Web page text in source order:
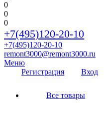
0
0
0
+7(495)120-20-10
+7(495)120-20-10
remont3000@remont3000.ru
Меню
Регистрация
Вход
Все товары